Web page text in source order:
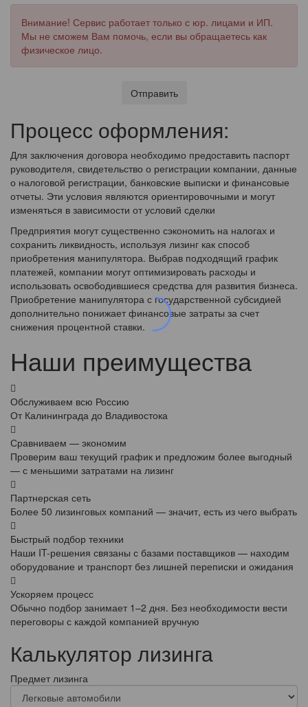
Внимание! Сервис работает только с юр. лицами и ИП.
Мы не сможем Вам помочь, если вы обращаетесь как
физическое лицо.
Отправить
Процесс оформления:
Для заключения договора необходимо предоставить паспорт
руководителя, свидетельство о регистрации компании, данные
о налоговой регистрации, банковские выписки и финансовые
отчеты. Эти условия являются ориентировочными и могут
изменяться в зависимости от условий сделки
Предприятия могут существенно сэкономить на налогах и
сохранить ликвидность, используя лизинг как способ
приобретения манипулятора. Выбрав подходящий график
платежей, компании могут оптимизировать расходы и
использовать освободившиеся средства для развития бизнеса.
Приобретение манипулятора с государственной субсидией
дополнительно понижает финансовые затраты за счет
снижения процентной ставки.
Наши преимущества
Обслуживаем всю Россию
От Калининграда до Владивостока
Сравниваем — экономим
Проверим ваш текущий график и предложим более выгодный
— с меньшими затратами на лизинг
Партнерская сеть
Более 50 лизинговых компаний — значит, есть из чего выбрать
Быстрый подбор техники
Наши IT-решения связаны с базами поставщиков — находим
оборудование и транспорт без лишней переписки и ожидания
Ускоряем процесс
Обычно подбор занимает 1–2 дня. Без необходимости вести
переговоры с каждой компанией вручную
Калькулятор лизинга
Предмет лизинга